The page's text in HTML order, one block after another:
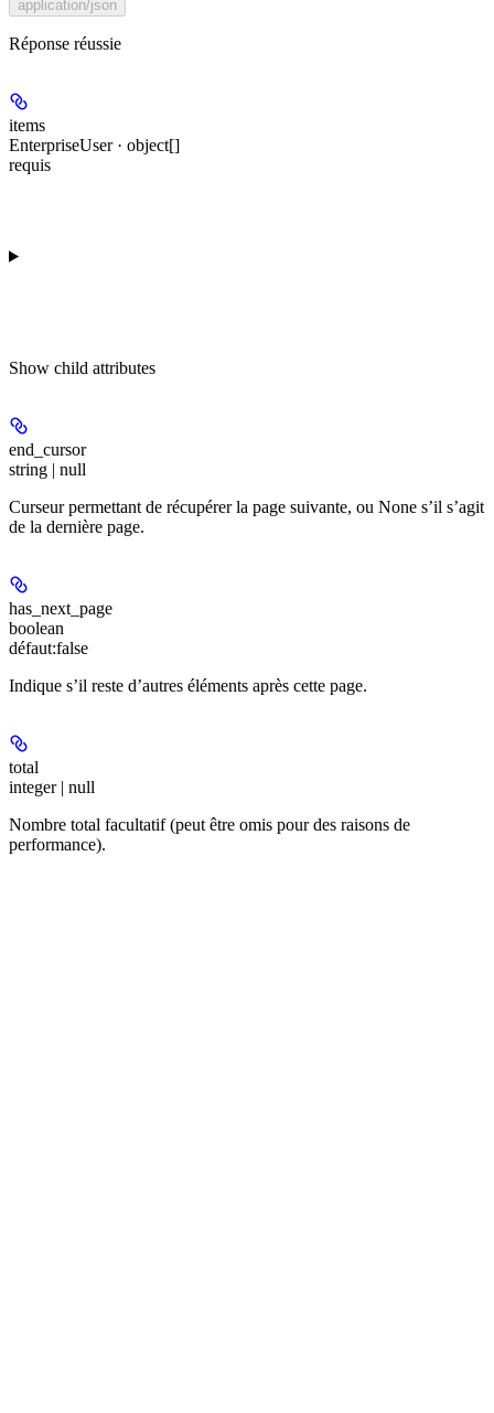
application/json
Réponse réussie
items
EnterpriseUser · object[]
requis
Show child attributes
end_cursor
string | null
Curseur permettant de récupérer la page suivante, ou None s’il s’agit
de la dernière page.
has_next_page
boolean
défaut:false
Indique s’il reste d’autres éléments après cette page.
total
integer | null
Nombre total facultatif (peut être omis pour des raisons de
performance).